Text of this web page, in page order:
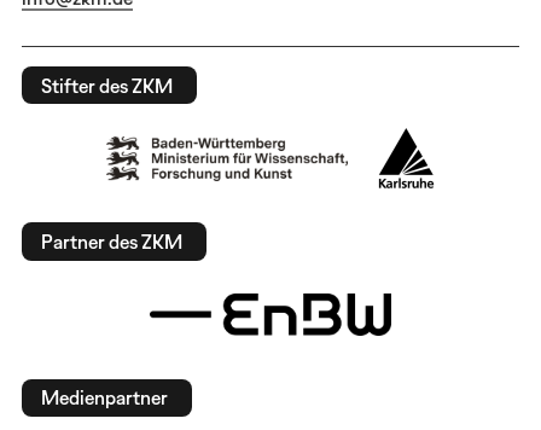
Stifter des ZKM
Partner des ZKM
Medienpartner